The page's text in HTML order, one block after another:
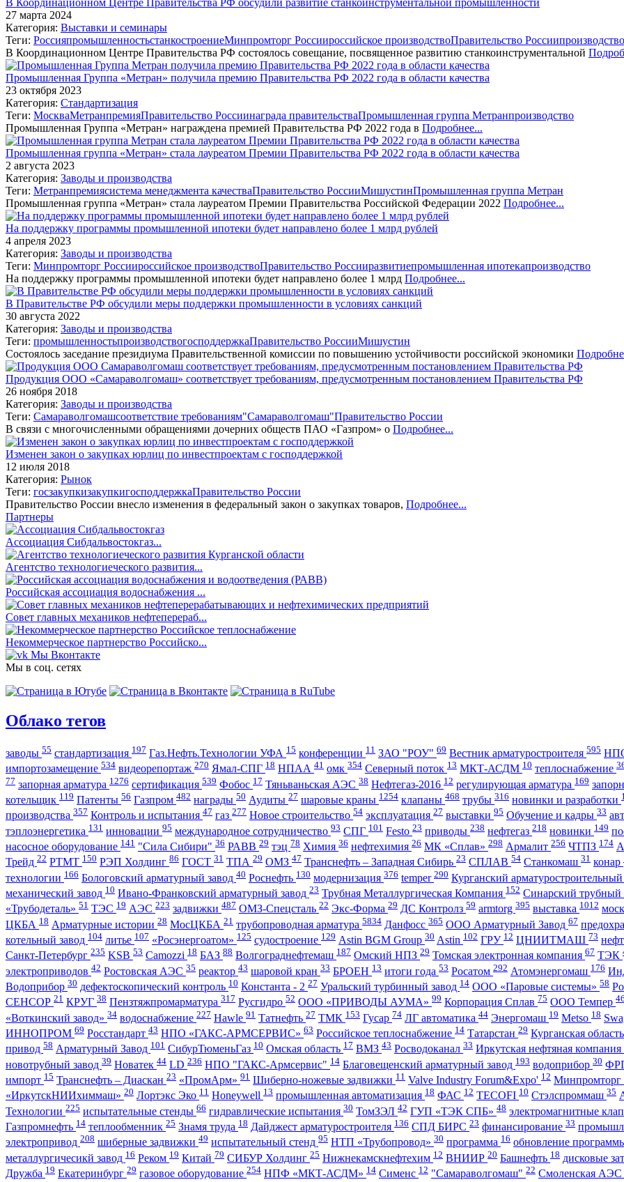
27 марта 2024
Категория: Выставки и семинары
Теги: РоссияпромышленностьстанкостроениеМинпромторг Россиироссийское производствоПравительство Россиипроизводство
В Координационном Центре Правительства РФ состоялось совещание, посвященное развитию станкоинструментальной
Промышленная Группа «Метран» получила премию Правительства РФ 2022 года в области качества
23 октября 2023
Категория: Стандартизация
Теги: МоскваМетранпремияПравительство Россиинаграда правительстваПромышленная группа Метранпроизводство
Промышленная Группа «Метран» награждена премией Правительства РФ 2022 года в Подробнее...
Промышленная группа «Метран» стала лауреатом Премии Правительства РФ 2022 года в области качества
2 августа 2023
Категория: Заводы и производства
Теги: Метранпремиясистема менеджмента качестваПравительство РоссииМишустинПромышленная группа Метран
Промышленная группа «Метран» стала лауреатом Премии Правительства Российской Федерации 2022 Подробнее...
На поддержку программы промышленной ипотеки будет направлено более 1 млрд рублей
4 апреля 2023
Категория: Заводы и производства
Теги: Минпромторг Россиироссийское производствоПравительство Россииразвитиепромышленная ипотекапроизводство
На поддержку программы промышленной ипотеки будет направлено более 1 млрд Подробнее...
В Правительстве РФ обсудили меры поддержки промышленности в условиях санкций
30 августа 2022
Категория: Заводы и производства
Теги: промышленностьпроизводствогосподдержкаПравительство РоссииМишустин
Состоялось заседание президиума Правительственной комиссии по повышению устойчивости российской экономики
Продукция ООО «Самараволгомаш» соответствует требованиям, предусмотренным постановлением Правительства РФ
26 ноября 2018
Категория: Заводы и производства
Теги: Самараволгомашсоответствие требованиям"Самараволгомаш"Правительство России
В связи с многочисленными обращениями дочерних обществ ПАО «Газпром» о Подробнее...
Изменен закон о закупках юрлиц по инвестпроектам с господдержкой
12 июля 2018
Категория: Рынок
Теги: госзакупкизакупкигосподдержкаПравительство России
Правительство России внесло изменения в федеральный закон о закупках товаров, Подробнее...
Партнеры
Ассоциация Сибдальвостокгаз...
Агентство технологиеческого развития...
Российская ассоциация водоснабжения ...
Совет главных механиков нефтеперераб...
Некоммерческое партнерство Российско...
Мы Вконтакте
Мы в соц. сетях
Облако тегов
заводы 55 стандартизация 197 Газ.Нефть.Технологии УФА 15 конференции 11 ЗАО "РОУ" 69 Вестник арматуростроителя 595
импортозамещение 534 видеорепортаж 270 Ямал-СПГ 18 НПАА 41 омк 354 Северный поток 13 МКТ-АСДМ 10 теплоснабжение
77 запорная арматура 1276 сертификация 539 Фобос 17 Тяньваньская АЭС 38 Нефтегаз-2016 12 регулирующая арматура 169
котельщик 119 Патенты 56 Газпром 482 награды 50 Аудиты 27 шаровые краны 1254 клапаны 468 трубы 316 новинки и разработки
производства 357 Контроль и испытания 47 газ 277 Новое строительство 54 эксплуатация 27 выставки 95 Обучение и кадры 33
тэплоэнергетика 131 инновации 95 международное сотрудничество 93 СПГ 101 Festo 23 приводы 238 нефтегаз 218 новинки 149
насосное оборудование 141 "Сила Сибири" 36 РАВВ 29 тэц 78 Химия 36 нефтехимия 26 МК «Сплав» 298 Армалит 256 ЧТПЗ 174
Трейд 22 РТМТ 150 РЭП Холдинг 86 ГОСТ 31 ТПА 29 ОМЗ 47 Транснефть – Западная Сибирь 23 СПЛАВ 54 Станкомаш 31 конар
технологии 166 Бологовский арматурный завод 40 Роснефть 130 модернизация 376 temper 290 Курганский
механический завод 10 Ивано-Франковский арматурный завод 23 Трубная Металлургическая Компания 152 Синарский трубный
«Трубодеталь» 51 ТЭС 19 АЭС 223 задвижки 487 ОМЗ-Спецсталь 22 Экс-Форма 29 ДС Контролз 59 armtorg 395 выставка 1012
ЦКБА 18 Арматурные истории 28 МосЦКБА 21 трубопроводная арматура 5834 Данфосс 365 ООО Арматурный Завод 67
котельный завод 104 литье 107 «Росэнергоатом» 125 судостроение 129 Astin BGM Group 30 Astin 102 ГРУ 12 ЦНИИТМАШ 73
Санкт-Петербург 235 KSB 53 Camozzi 18 БАЗ 88 Волгограднефтемаш 187 Омский НПЗ 29 Томская электронная компания 67 ТЭК
электроприводов 42 Ростовская АЭС 35 реактор 43 шаровой кран 33 БРОЕН 13 итоги года 53 Росатом 292 Атомэнергомаш 176
Водоприбор 30 дефектоскопический контроль 10 Константа - 2 27 Уральский турбинный завод 14 ООО «Паровые системы» 58
СЕНСОР 21 КРУГ 38 Пензтяжпромарматура 317 Русгидро 52 ООО «ПРИВОДЫ АУМА» 99 Корпорация Сплав 75 ООО Темпер
«Воткинский завод» 34 водоснабжение 227 Hawle 91 Татнефть 27 ТМК 153 Гусар 74 ЛГ автоматика 44 Энергомаш 19 Metso 18
ИННОПРОМ 69 Росстандарт 43 НПО «ГАКС-АРМСЕРВИС» 63 Российское теплоснабжение 14 Татарстан 29 Курганская
привод 58 Арматурный Завод 101 СибурТюменьГаз 10 Омская область 17 ВМЗ 43 Росводоканал 33 Иркутская нефтяная компания
новотрубный завод 39 Новатек 44 LD 236 НПО "ГАКС-Армсервис" 14 Благовещенский арматурный завод 193 водоприбор 30
импорт 15 Транснефть – Диаскан 23 «ПромАрм» 91 Шиберно-ножевые задвижки 11 Valve Industry Forum&Expo' 12 Минпромторг
«ИркутскНИИхиммаш» 20 Лортэкс Эко 11 Honeywell 13 промышленная автоматизация 18 ФАС 12 TECOFI 10 Стэлспроммаш 35
Технологии 225 испытательные стенды 66 гидравлические испытания 30 ТомЗЭЛ 42 ГУП «ТЭК СПБ» 48 электромагнитные
Газпромнефть 14 теплообменник 25 Знамя труда 18 Дайджест арматуростроителя 136 СПД БИРС 23 финансирование 33
электропривод 208 шиберные задвижки 49 испытательный стенд 95 НТП «Трубопровод» 30 программа 16 обновление
металлургичесикй завод 16 Реком 19 Китай 79 СИБУР Холдинг 25 Нижнекамскнефтехим 12 ВНИИР 20 Башнефть 18 дисковые
Дружба 19 Екатеринбург 29 газовое оборудование 254 НПФ «МКТ-АСДМ» 14 Сименс 12 "Самараволгомаш" 22 Смоленская АЭС